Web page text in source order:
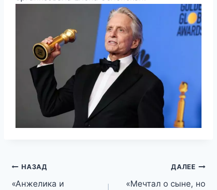
Навигация
НАЗАД
«Анжелика и
ДАЛЕЕ
«Мечтал о сыне, но